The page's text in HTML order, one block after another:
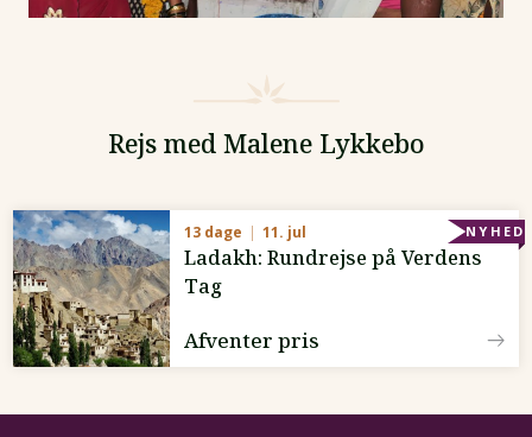
Rejs med Malene Lykkebo
13 dage 11. jul
Ladakh: Rundrejse på Verdens
Tag
Afventer pris
NYHED